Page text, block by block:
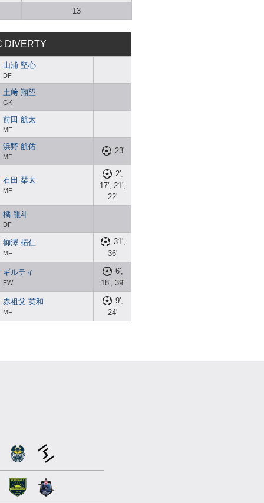
13
DIVERTY
山浦 堅心
DF
土﨑 翔望
GK
前田 航太
MF
浜野 航佑
MF
23'
石田 栞太
MF
2',
17', 21',
22'
橘 龍斗
DF
御澤 拓仁
MF
31',
36'
ギルティ
FW
6',
18', 39'
赤祖父 英和
MF
9',
24'